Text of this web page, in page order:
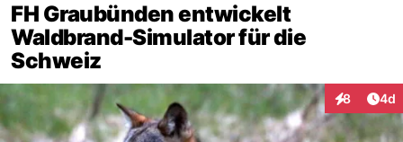
FH Graubünden entwickelt
Waldbrand-Simulator für die
Schweiz
8 4d